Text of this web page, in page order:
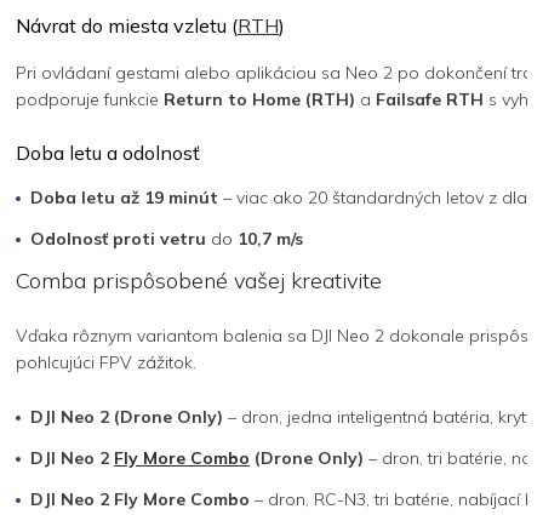
Návrat do miesta vzletu (RTH)
Pri ovládaní gestami alebo aplikáciou sa Neo 2 po dokončení
podporuje funkcie Return to Home (RTH) a Failsafe RTH s
Doba letu a odolnosť
Doba letu až 19 minút – viac ako 20 štandardných letov z
Odolnosť proti vetru do 10,7 m/s
Comba prispôsobené vašej kreativite
Vďaka rôznym variantom balenia sa DJI Neo 2 dokonale
pohlcujúci FPV zážitok.
DJI Neo 2 (Drone Only) – dron, jedna inteligentná batéria, kryty
DJI Neo 2 Fly More Combo (Drone Only) – dron, tri batérie,
DJI Neo 2 Fly More Combo – dron, RC-N3, tri batérie, nabíjací